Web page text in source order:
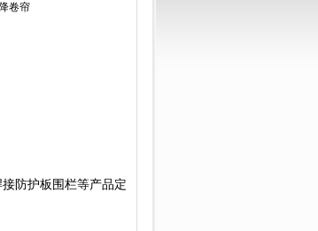
卷帘
防护板围栏等产品定